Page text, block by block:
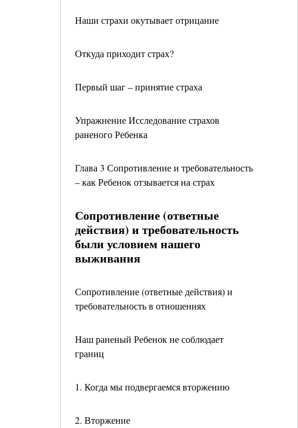
Наши страхи окутывает отрицание
Откуда приходит страх?
Первый шаг – принятие страха
Упражнение Исследование страхов
раненого Ребенка
Глава 3 Сопротивление и требовательность
– как Ребенок отзывается на страх
Сопротивление (ответные
действия) и требовательность
были условием нашего
выживания
Сопротивление (ответные действия) и
требовательность в отношениях
Наш раненый Ребенок не соблюдает
границ
1. Когда мы подвергаемся вторжению
2. Вторжение